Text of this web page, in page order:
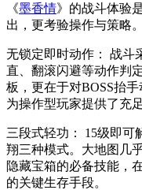
《墨香情》的战斗体验
出，更考验操作与策略。
无锁定即时动作： 战斗
直、翻滚闪避等动作判
板，更在于对BOSS抬
为操作型玩家提供了充
三段式轻功： 15级即可
翔三种模式。大地图几
隐藏宝箱的必备技能，
的关键生存手段。